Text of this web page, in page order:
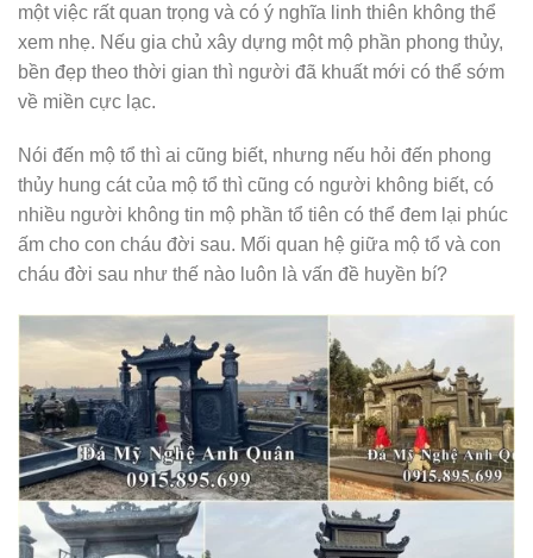
một việc rất quan trọng và có ý nghĩa linh thiên không thể
xem nhẹ. Nếu gia chủ xây dựng một mộ phần phong thủy,
bền đẹp theo thời gian thì người đã khuất mới có thể sớm
về miền cực lạc.
Nói đến mộ tổ thì ai cũng biết, nhưng nếu hỏi đến phong
thủy hung cát của mộ tổ thì cũng có người không biết, có
nhiều người không tin mộ phần tổ tiên có thể đem lại phúc
ấm cho con cháu đời sau. Mối quan hệ giữa mộ tổ và con
cháu đời sau như thế nào luôn là vấn đề huyền bí?